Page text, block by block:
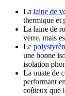
La laine de
thermique et
La laine de
verre, mais
Le
une bonne
isolation
La ouate de
performant
coûteux que